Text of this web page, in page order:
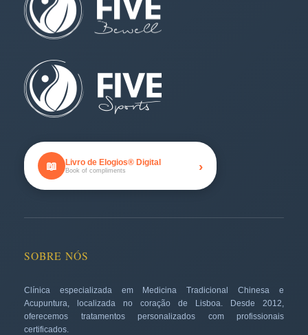
📖 Livro de Elogios® Digital
Book of compliments ›
SOBRE NÓS
Clínica especializada em Medicina Tradicional Chinesa e
Acupuntura, localizada no coração de Lisboa. Desde 2012,
oferecemos tratamentos personalizados com profissionais
certificados.